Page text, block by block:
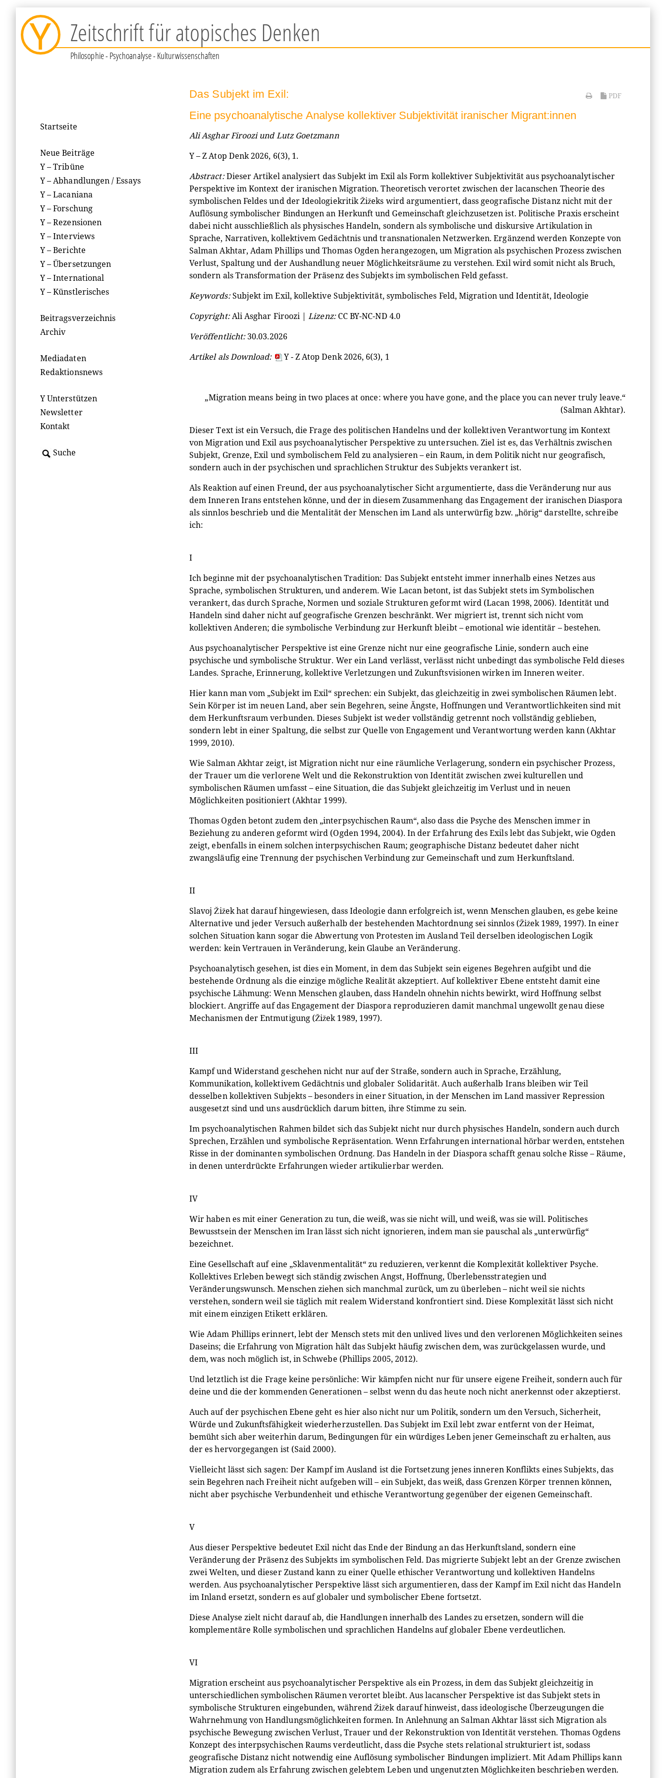
Y Zeitschrift für atopisches Denken
Philosophie - Psychoanalyse - Kulturwissenschaften
Startseite
Neue Beiträge
Y – Tribüne
Y – Abhandlungen / Essays
Y – Lacaniana
Y – Forschung
Y – Rezensionen
Y – Interviews
Y – Berichte
Y – Übersetzungen
Y – International
Y – Künstlerisches
Beitragsverzeichnis
Archiv
Mediadaten
Redaktionsnews
Y Unterstützen
Newsletter
Kontakt
Suche
PDF
Das Subjekt im Exil:
Eine psychoanalytische Analyse kollektiver Subjektivität iranischer Migrant:innen
Ali Asghar Firoozi und Lutz Goetzmann
Y – Z Atop Denk 2026, 6(3), 1.
Abstract:Dieser Artikel analysiert das Subjekt im Exil als Form kollektiver Subjektivität aus psychoanalytischer
Perspektive im Kontext der iranischen Migration. Theoretisch verortet zwischen der lacanschen Theorie des
symbolischen Feldes und der Ideologiekritik Žižeks wird argumentiert, dass geografische Distanz nicht mit der
Auflösung symbolischer Bindungen an Herkunft und Gemeinschaft gleichzusetzen ist. Politische Praxis erscheint
dabei nicht ausschließlich als physisches Handeln, sondern als symbolische und diskursive Artikulation in
Sprache, Narrativen, kollektivem Gedächtnis und transnationalen Netzwerken. Ergänzend werden Konzepte von
Salman Akhtar, Adam Phillips und Thomas Ogden herangezogen, um Migration als psychischen Prozess zwischen
Verlust, Spaltung und der Aushandlung neuer Möglichkeitsräume zu verstehen. Exil wird somit nicht als Bruch,
sondern als Transformation der Präsenz des Subjekts im symbolischen Feld gefasst.
Keywords:Subjekt im Exil, kollektive Subjektivität, symbolisches Feld, Migration und Identität, Ideologie
Copyright:Ali Asghar Firoozi |Lizenz:CC BY-NC-ND 4.0
Veröffentlicht:30.03.2026
Artikel als Download:
Y - Z Atop Denk 2026, 6(3), 1
„Migration means being in two places at once: where you have gone, and the place you can never truly leave.“
(Salman Akhtar).
Dieser Text ist ein Versuch, die Frage des politischen Handelns und der kollektiven Verantwortung im Kontext
von Migration und Exil aus psychoanalytischer Perspektive zu untersuchen. Ziel ist es, das Verhältnis zwischen
Subjekt, Grenze, Exil und symbolischem Feld zu analysieren – ein Raum, in dem Politik nicht nur geografisch,
sondern auch in der psychischen und sprachlichen Struktur des Subjekts verankert ist.
Als Reaktion auf einen Freund, der aus psychoanalytischer Sicht argumentierte, dass die Veränderung nur aus
dem Inneren Irans entstehen könne, und der in diesem Zusammenhang das Engagement der iranischen Diaspora
als sinnlos beschrieb und die Mentalität der Menschen im Land als unterwürfig bzw. „hörig“ darstellte, schreibe
ich:
I
Ich beginne mit der psychoanalytischen Tradition: Das Subjekt entsteht immer innerhalb eines Netzes aus
Sprache, symbolischen Strukturen, und anderem. Wie Lacan betont, ist das Subjekt stets im Symbolischen
verankert, das durch Sprache, Normen und soziale Strukturen geformt wird (Lacan 1998, 2006). Identität und
Handeln sind daher nicht auf geografische Grenzen beschränkt. Wer migriert ist, trennt sich nicht vom
kollektiven Anderen; die symbolische Verbindung zur Herkunft bleibt – emotional wie identitär – bestehen.
Aus psychoanalytischer Perspektive ist eine Grenze nicht nur eine geografische Linie, sondern auch eine
psychische und symbolische Struktur. Wer ein Land verlässt, verlässt nicht unbedingt das symbolische Feld dieses
Landes. Sprache, Erinnerung, kollektive Verletzungen und Zukunftsvisionen wirken im Inneren weiter.
Hier kann man vom „Subjekt im Exil“ sprechen: ein Subjekt, das gleichzeitig in zwei symbolischen Räumen lebt.
Sein Körper ist im neuen Land, aber sein Begehren, seine Ängste, Hoffnungen und Verantwortlichkeiten sind mit
dem Herkunftsraum verbunden. Dieses Subjekt ist weder vollständig getrennt noch vollständig geblieben,
sondern lebt in einer Spaltung, die selbst zur Quelle von Engagement und Verantwortung werden kann (Akhtar
1999, 2010).
Wie Salman Akhtar zeigt, ist Migration nicht nur eine räumliche Verlagerung, sondern ein psychischer Prozess,
der Trauer um die verlorene Welt und die Rekonstruktion von Identität zwischen zwei kulturellen und
symbolischen Räumen umfasst – eine Situation, die das Subjekt gleichzeitig im Verlust und in neuen
Möglichkeiten positioniert (Akhtar 1999).
Thomas Ogden betont zudem den „interpsychischen Raum“, also dass die Psyche des Menschen immer in
Beziehung zu anderen geformt wird (Ogden 1994, 2004). In der Erfahrung des Exils lebt das Subjekt, wie Ogden
zeigt, ebenfalls in einem solchen interpsychischen Raum; geographische Distanz bedeutet daher nicht
zwangsläufig eine Trennung der psychischen Verbindung zur Gemeinschaft und zum Herkunftsland.
II
Slavoj Žižek hat darauf hingewiesen, dass Ideologie dann erfolgreich ist, wenn Menschen glauben, es gebe keine
Alternative und jeder Versuch außerhalb der bestehenden Machtordnung sei sinnlos (Žižek 1989, 1997). In einer
solchen Situation kann sogar die Abwertung von Protesten im Ausland Teil derselben ideologischen Logik
werden: kein Vertrauen in Veränderung, kein Glaube an Veränderung.
Psychoanalytisch gesehen, ist dies ein Moment, in dem das Subjekt sein eigenes Begehren aufgibt und die
bestehende Ordnung als die einzige mögliche Realität akzeptiert. Auf kollektiver Ebene entsteht damit eine
psychische Lähmung: Wenn Menschen glauben, dass Handeln ohnehin nichts bewirkt, wird Hoffnung selbst
blockiert. Angriffe auf das Engagement der Diaspora reproduzieren damit manchmal ungewollt genau diese
Mechanismen der Entmutigung (Žižek 1989, 1997).
III
Kampf und Widerstand geschehen nicht nur auf der Straße, sondern auch in Sprache, Erzählung,
Kommunikation, kollektivem Gedächtnis und globaler Solidarität. Auch außerhalb Irans bleiben wir Teil
desselben kollektiven Subjekts – besonders in einer Situation, in der Menschen im Land massiver Repression
ausgesetzt sind und uns ausdrücklich darum bitten, ihre Stimme zu sein.
Im psychoanalytischen Rahmen bildet sich das Subjekt nicht nur durch physisches Handeln, sondern auch durch
Sprechen, Erzählen und symbolische Repräsentation. Wenn Erfahrungen international hörbar werden, entstehen
Risse in der dominanten symbolischen Ordnung. Das Handeln in der Diaspora schafft genau solche Risse – Räume,
in denen unterdrückte Erfahrungen wieder artikulierbar werden.
IV
Wir haben es mit einer Generation zu tun, die weiß, was sie nicht will, und weiß, was sie will. Politisches
Bewusstsein der Menschen im Iran lässt sich nicht ignorieren, indem man sie pauschal als „unterwürfig“
bezeichnet.
Eine Gesellschaft auf eine „Sklavenmentalität“ zu reduzieren, verkennt die Komplexität kollektiver Psyche.
Kollektives Erleben bewegt sich ständig zwischen Angst, Hoffnung, Überlebensstrategien und
Veränderungswunsch. Menschen ziehen sich manchmal zurück, um zu überleben – nicht weil sie nichts
verstehen, sondern weil sie täglich mit realem Widerstand konfrontiert sind. Diese Komplexität lässt sich nicht
mit einem einzigen Etikett erklären.
Wie Adam Phillips erinnert, lebt der Mensch stets mit den unlived lives und den verlorenen Möglichkeiten seines
Daseins; die Erfahrung von Migration hält das Subjekt häufig zwischen dem, was zurückgelassen wurde, und
dem, was noch möglich ist, in Schwebe (Phillips 2005, 2012).
Und letztlich ist die Frage keine persönliche: Wir kämpfen nicht nur für unsere eigene Freiheit, sondern auch für
deine und die der kommenden Generationen – selbst wenn du das heute noch nicht anerkennst oder akzeptierst.
Auch auf der psychischen Ebene geht es hier also nicht nur um Politik, sondern um den Versuch, Sicherheit,
Würde und Zukunftsfähigkeit wiederherzustellen. Das Subjekt im Exil lebt zwar entfernt von der Heimat,
bemüht sich aber weiterhin darum, Bedingungen für ein würdiges Leben jener Gemeinschaft zu erhalten, aus
der es hervorgegangen ist (Said 2000).
Vielleicht lässt sich sagen: Der Kampf im Ausland ist die Fortsetzung jenes inneren Konflikts eines Subjekts, das
sein Begehren nach Freiheit nicht aufgeben will – ein Subjekt, das weiß, dass Grenzen Körper trennen können,
nicht aber psychische Verbundenheit und ethische Verantwortung gegenüber der eigenen Gemeinschaft.
V
Aus dieser Perspektive bedeutet Exil nicht das Ende der Bindung an das Herkunftsland, sondern eine
Veränderung der Präsenz des Subjekts im symbolischen Feld. Das migrierte Subjekt lebt an der Grenze zwischen
zwei Welten, und dieser Zustand kann zu einer Quelle ethischer Verantwortung und kollektiven Handelns
werden. Aus psychoanalytischer Perspektive lässt sich argumentieren, dass der Kampf im Exil nicht das Handeln
im Inland ersetzt, sondern es auf globaler und symbolischer Ebene fortsetzt.
Diese Analyse zielt nicht darauf ab, die Handlungen innerhalb des Landes zu ersetzen, sondern will die
komplementäre Rolle symbolischen und sprachlichen Handelns auf globaler Ebene verdeutlichen.
VI
Migration erscheint aus psychoanalytischer Perspektive als ein Prozess, in dem das Subjekt gleichzeitig in
unterschiedlichen symbolischen Räumen verortet bleibt. Aus lacanscher Perspektive ist das Subjekt stets in
symbolische Strukturen eingebunden, während Žižek darauf hinweist, dass ideologische Überzeugungen die
Wahrnehmung von Handlungsmöglichkeiten formen. In Anlehnung an Salman Akhtar lässt sich Migration als
psychische Bewegung zwischen Verlust, Trauer und der Rekonstruktion von Identität verstehen. Thomas Ogdens
Konzept des interpsychischen Raums verdeutlicht, dass die Psyche stets relational strukturiert ist, sodass
geografische Distanz nicht notwendig eine Auflösung symbolischer Bindungen impliziert. Mit Adam Phillips kann
Migration zudem als Erfahrung zwischen gelebtem Leben und ungenutzten Möglichkeiten beschrieben werden.